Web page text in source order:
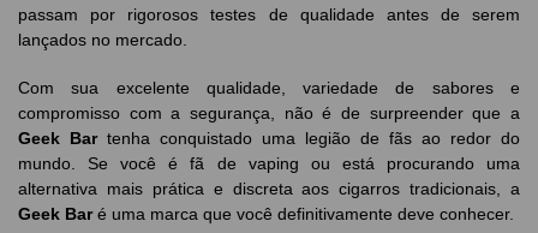
passam por rigorosos testes de qualidade antes de serem
lançados no mercado.
Com sua excelente qualidade, variedade de sabores e
compromisso com a segurança, não é de surpreender que a
Geek Bartenha conquistado uma legião de fãs ao redor do
mundo. Se você é fã de vaping ou está procurando uma
alternativa mais prática e discreta aos cigarros tradicionais, a
Geek Baré uma marca que você definitivamente deve conhecer.